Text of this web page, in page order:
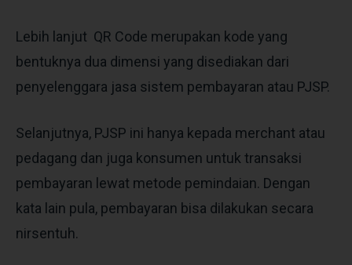
Lebih lanjut QR Code merupakan kode yang
bentuknya dua dimensi yang disediakan dari
penyelenggara jasa sistem pembayaran atau PJSP.
Selanjutnya, PJSP ini hanya kepada merchant atau
pedagang dan juga konsumen untuk transaksi
pembayaran lewat metode pemindaian. Dengan
kata lain pula, pembayaran bisa dilakukan secara
nirsentuh.